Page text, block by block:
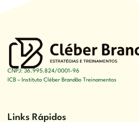
CNPJ: 36.995.824/0001-96
ICB – Instituto Cléber Brandão Treinamentos
Links Rápidos